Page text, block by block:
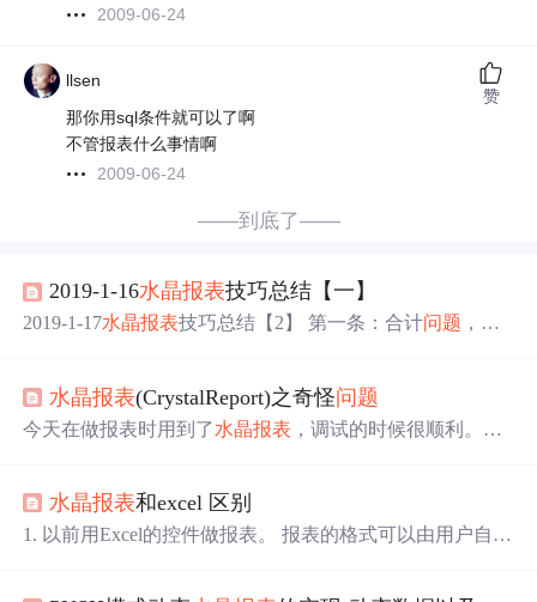
2009-06-24
llsen
那你用sql条件就可以了啊
不管报表什么事情啊
2009-06-24
赞
——到底了——
2019-1-16水晶报表技巧总结【一】
2019-1-17水晶报表技巧总结【2】 第一条：合计问题 ，包
料】中，有些字段不想在一些页面显示出来，可抑制显示
这些字段，在后面的公式 中添加： 第三条：分页问题
式...
水晶报表(CrystalReport)之奇怪问题
今天在做报表时用到了水晶报表 ，调试的时候很顺利。后
根本没有真假类型的。搞的我一头雾水。连接数据库后发
现有一个字段没有加入报表就有红色的钩，这下就奇怪
水晶报表和excel 区别
1. 以前用Excel的控件做报表。 报表的格式可以由用户自己